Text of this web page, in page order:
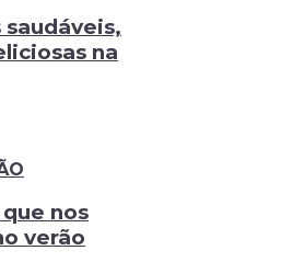
na
nos
verão